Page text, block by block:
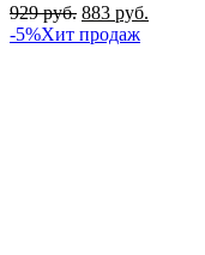
929руб. 883 руб.
-5%Хит продаж